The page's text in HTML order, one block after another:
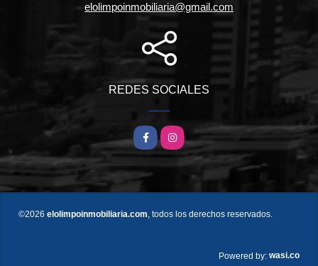
elolimpoinmobiliaria@gmail.com
REDES SOCIALES
FacebookInstagram
©2026 elolimpoinmobiliaria.com, todos los derechos reservados.
Powered by: wasi.co